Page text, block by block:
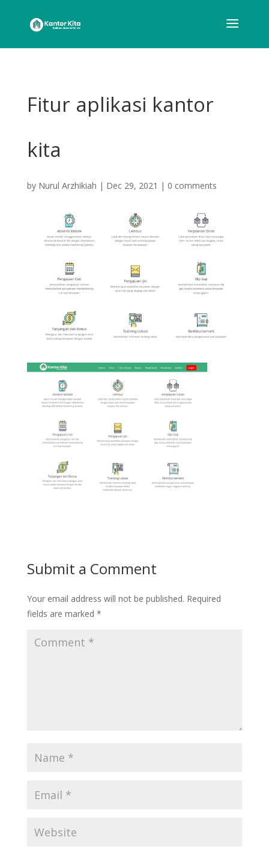
Fitur aplikasi kantor
kita
by Nurul Arzhikiah | Dec 29, 2021 | 0 comments
Submit a Comment
Your email address will not be published. Required
fields are marked *